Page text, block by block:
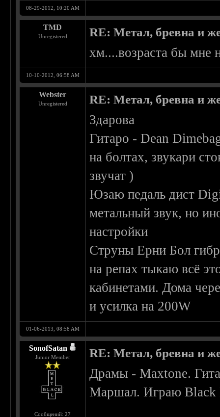
08-29-2012, 10:20 AM
TMD
Unregistered RE: Метал, бревна и
хм....возраста бы мне
10-10-2012, 06:58 AM
Webster
Unregistered RE: Метал, бревна и
Здарова
Гитаро - Dean
на болтах, звукари
звучат )
Юзаю педаль дист
метальный звук, но
настройки
Струны Ерни Бол
на репах тыкаю всё
кабинетами. Дома
и усилка на 200W
01-06-2013, 08:58 AM
SonofSatan
Junior Member
Сообщений: 27
RE: Метал, бревна и
Драмы - Maxtone.
Маршал. Играю Black